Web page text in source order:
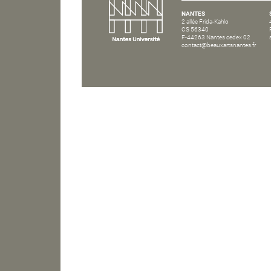
NANTES
2 allée Frida-Kahlo
CS 56340
F-44263 Nantes cedex 02
contact@beauxartsnantes.fr